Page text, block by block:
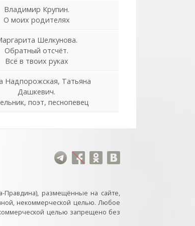
Владимир Крупин.
О моих родителях
Шелкунова.
Обратный отсчёт.
Всё в твоих руках
Надпорожская, Татьяна
Дашкевич.
поэт, песнопевец
размещённые на сайте,
некоммерческой целью. Любое
целью запрещено без